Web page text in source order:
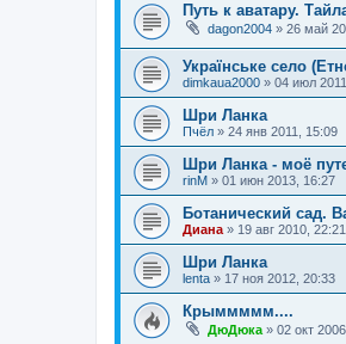
Путь к аватару.
dagon2004 » 26 май
Українське село
dimkaua2000 » 04 июл
Шри Ланка
Пчёл » 24 янв 2011, 15:09
Шри Ланка - моё
rinM » 01 июн 2013, 16:27
Ботанический сад.
Диана » 19 авг 2010, 22:21
Шри Ланка
lenta » 17 ноя 2012, 20:33
Крыммммм....
ДюДюка » 02 окт